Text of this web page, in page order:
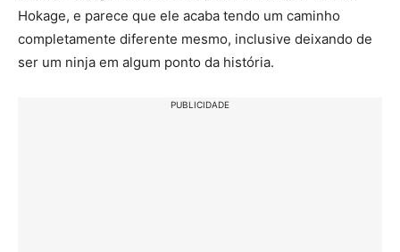
Hokage, e parece que ele acaba tendo um caminho
completamente diferente mesmo, inclusive deixando de
ser um ninja em algum ponto da história.
PUBLICIDADE